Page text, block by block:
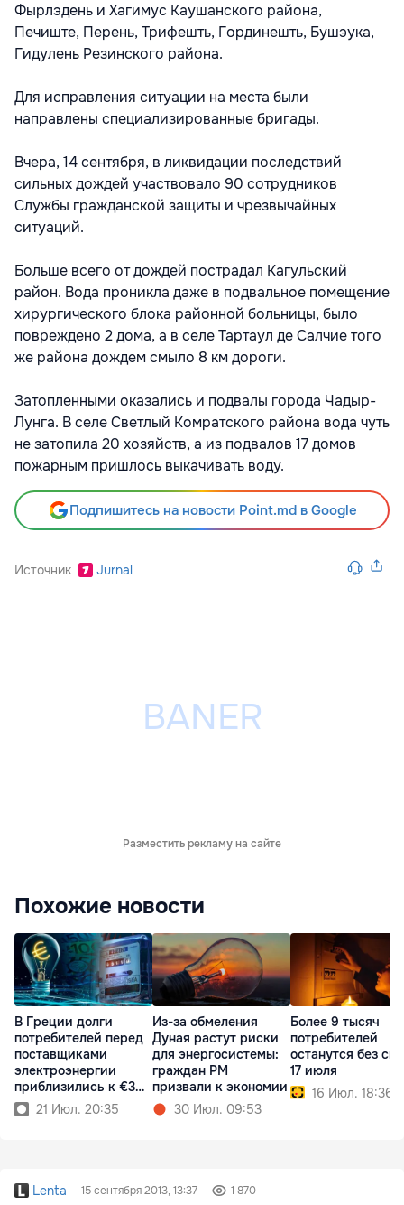
Фырлэдень и Хагимус Каушанского района,
Печиште, Перень, Трифешть, Гординешть, Бушэука,
Гидулень Резинского района.
Для исправления ситуации на места были
направлены специализированные бригады.
Вчера, 14 сентября, в ликвидации последствий
сильных дождей участвовало 90 сотрудников
Службы гражданской защиты и чрезвычайных
ситуаций.
Больше всего от дождей пострадал Кагульский
район. Вода проникла даже в подвальное помещение
хирургического блока районной больницы, было
повреждено 2 дома, а в селе Тартаул де Салчие того
же района дождем смыло 8 км дороги.
Затопленными оказались и подвалы города Чадыр-
Лунга. В селе Светлый Комратского района вода чуть
не затопила 20 хозяйств, а из подвалов 17 домов
пожарным пришлось выкачивать воду.
Подпишитесь на новости Point.md в Google
Источник Jurnal
Разместить рекламу на сайте
Похожие новости
В Греции долги
потребителей перед
поставщиками
электроэнергии
приблизились к €3
млрд21 Июл. 20:35
Из-за обмеления
Дуная растут риски
для энергосистемы:
граждан РМ
призвали к экономии
30 Июл. 09:53
Более 9 тысяч
потребителей
останутся без
17 июля
16 Июл. 18:36
Lenta 15 сентября 2013, 13:37 1 870